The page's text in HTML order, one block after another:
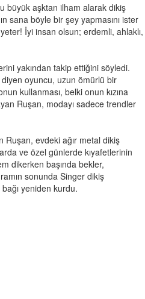
büyük aşktan ilham alarak dikiş
sana böyle bir şey yapmasını ister
İyi insan olsun; erdemli, ahlaklı,
yakından takip ettiğini söyledi.
oyuncu, uzun ömürlü bir
kullanması, belki onun kızına
Ruşan, modayı sadece trendler
Ruşan, evdeki ağır metal dikiş
ve özel günlerde kıyafetlerinin
dikerken başında bekler,
sonunda Singer dikiş
yeniden kurdu.